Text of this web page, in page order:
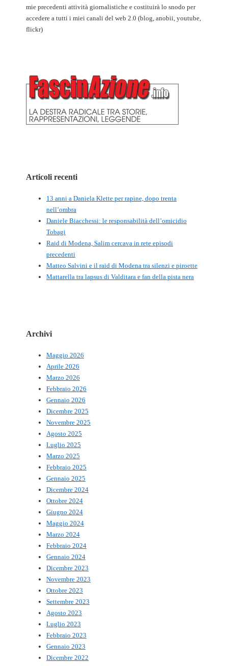
mie precedenti attività giornalistiche e costituirà lo snodo per
accedere a tutti i miei canali del web 2.0 (blog, anobii, youtube,
flickr)
Articoli recenti
13 anni a Daniela Klette per rapine, dopo trenta
nell’ombra
Daniele Biacchessi: le responsabilità dell’omicidio
Tobagi
Raid di Modena, Salim cercava in rete episodi
precedenti
Matteo Salvini e il raid di Modena tra silenzi e piroette
Mattarella tra lapsus di Valditara e fan della pista nera
Archivi
Maggio 2026
Aprile 2026
Marzo 2026
Febbraio 2026
Gennaio 2026
Dicembre 2025
Novembre 2025
Agosto 2025
Luglio 2025
Marzo 2025
Febbraio 2025
Gennaio 2025
Dicembre 2024
Ottobre 2024
Giugno 2024
Maggio 2024
Marzo 2024
Febbraio 2024
Gennaio 2024
Dicembre 2023
Novembre 2023
Ottobre 2023
Settembre 2023
Agosto 2023
Luglio 2023
Febbraio 2023
Gennaio 2023
Dicembre 2022